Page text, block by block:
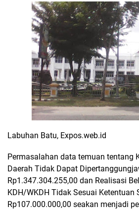
Labuhan Batu, Expos.web.id
Permasalahan data temuan tentang
Daerah Tidak Dapat
Rp1.347.304.255,00 dan Realisasi
KDH/WKDH Tidak Sesuai Ketentuan
Rp107.000.000,00 seakan menjadi